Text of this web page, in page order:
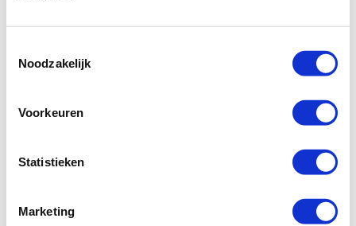
Noodzakelijk
Voorkeuren
Statistieken
Marketing
Fein accessoireset renovatie Starlock